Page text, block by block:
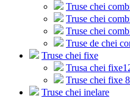
Truse chei
Truse chei
Truse chei
Truse de chei
Truse chei fixe
Trusa chei
Truse chei fixe
Truse chei inelare